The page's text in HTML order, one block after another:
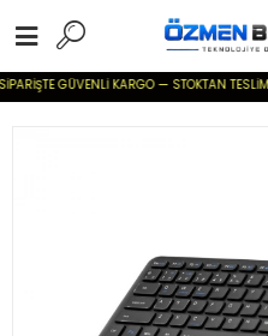
GÜVENLİ KARGO — STOKTAN TESLİM